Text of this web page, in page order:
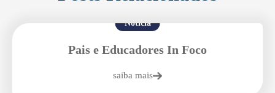
Notícia
Pais e Educadores In Foco
saiba mais